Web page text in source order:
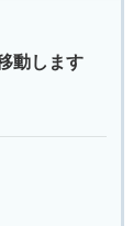
動します